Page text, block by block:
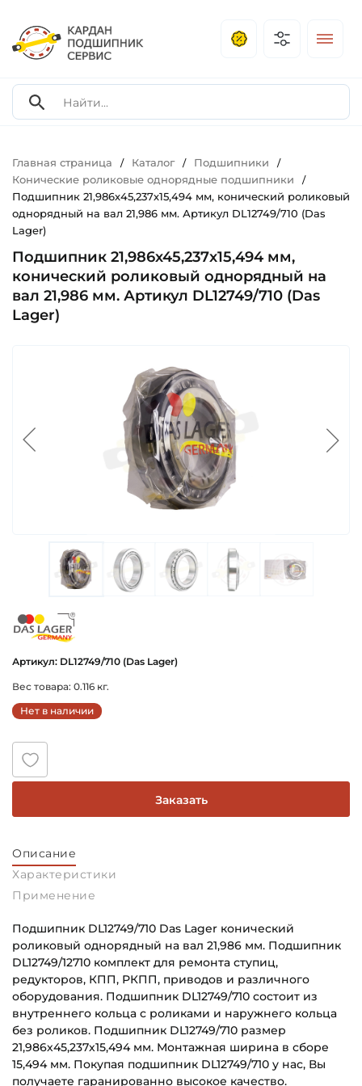
Главная страница / Каталог / Подшипники /
Конические роликовые однорядные подшипники /
Подшипник 21,986х45,237х15,494 мм, конический роликовый
однорядный на вал 21,986 мм. Артикул DL12749/710 (Das
Lager)
Подшипник 21,986х45,237х15,494 мм,
конический роликовый однорядный на
вал 21,986 мм. Артикул DL12749/710 (Das
Lager)
Артикул: DL12749/710 (Das Lager)
Вес товара: 0.116 кг.
Нет в наличии
Заказать
Описание
Характеристики
Применение
Подшипник DL12749/710 Das Lager конический
роликовый однорядный на вал 21,986 мм. Подшипник
DL12749/12710 комплект для ремонта ступиц,
редукторов, КПП, РКПП, приводов и различного
оборудования. Подшипник DL12749/710 состоит из
внутреннего кольца с роликами и наружнего кольца
без роликов. Подшипник DL12749/710 размер
21,986х45,237х15,494 мм. Монтажная ширина в сборе
15,494 мм. Покупая подшипник DL12749/710 у нас, Вы
получаете гаранированно высокое качество.